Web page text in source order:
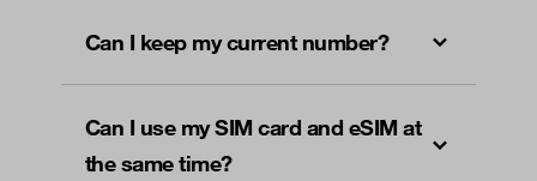
Can I keep my current number?
Can I use my SIM card and eSIM at
the same time?